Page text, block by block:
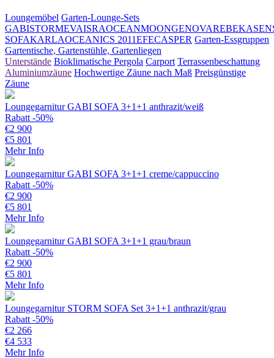
Loungemöbel Garten-Lounge-Sets
GABISTORMEVAISRAOCEANMOONGENOVAREBEKA
SOFAKARLAOCEANICS 2011EFECASPER Garten-Essgruppen
Gartentische, Gartenstühle, Gartenliegen
Unterstände Bioklimatische Pergola Carport Terrassenbeschattung
Aluminiumzäune Hochwertige Zäune nach Maß Preisgünstige
Zäune
Loungegarnitur GABI SOFA 3+1+1 anthrazit/weiß
Rabatt -50%
€2 900
€5 801
Mehr Info
Loungegarnitur GABI SOFA 3+1+1 creme/cappuccino
Rabatt -50%
€2 900
€5 801
Mehr Info
Loungegarnitur GABI SOFA 3+1+1 grau/braun
Rabatt -50%
€2 900
€5 801
Mehr Info
Loungegarnitur STORM SOFA Set 3+1+1 anthrazit/grau
Rabatt -50%
€2 266
€4 533
Mehr Info